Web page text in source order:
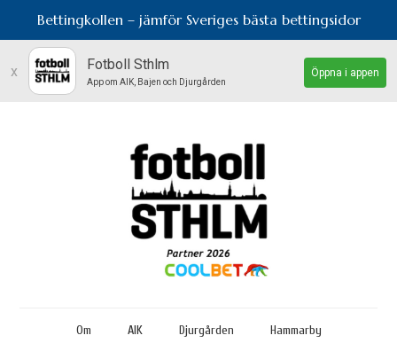
Bettingkollen – jämför Sveriges bästa bettingsidor
x Fotboll Sthlm
App om AIK, Bajen och Djurgården
Öppna i appen
Om AIK Djurgården Hammarby